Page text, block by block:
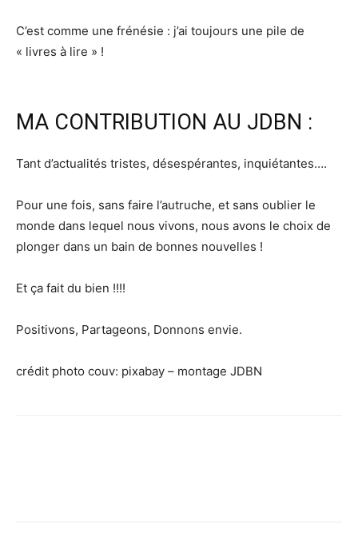
C’est comme une frénésie : j’ai toujours une pile de
« livres à lire » !
MA CONTRIBUTION AU JDBN :
Tant d’actualités tristes, désespérantes, inquiétantes….
Pour une fois, sans faire l’autruche, et sans oublier le
monde dans lequel nous vivons, nous avons le choix de
plonger dans un bain de bonnes nouvelles !
Et ça fait du bien !!!!
Positivons, Partageons, Donnons envie.
crédit photo couv: pixabay – montage JDBN